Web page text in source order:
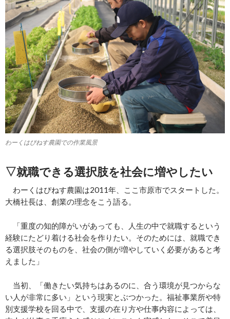
わーくはぴねす農園での作業風景
▽就職できる選択肢を社会に増やしたい
わーくはぴねす農園は2011年、ここ市原市でスタートした。
大橋社長は、創業の理念をこう語る。
「重度の知的障がいがあっても、人生の中で就職するという
経験にたどり着ける社会を作りたい。そのためには、就職でき
る選択肢そのものを、社会の側が増やしていく必要があると考
えました」
当初、「働きたい気持ちはあるのに、合う環境が見つからな
い人が非常に多い」という現実とぶつかった。福祉事業所や特
別支援学校を回る中で、支援の在り方や仕事内容によっては、